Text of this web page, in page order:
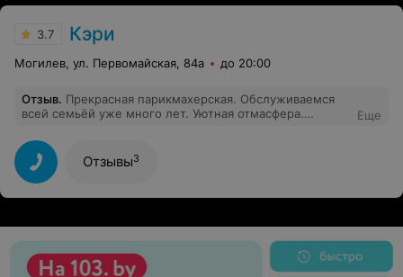
3.7 Кэри
Могилев, ул. Первомайская, 84а до 20:00
Отзыв. Прекрасная парикмахерская. Обслуживаемся
всей семьёй уже много лет. Уютная отмасфера.
Еще
Отзывы3